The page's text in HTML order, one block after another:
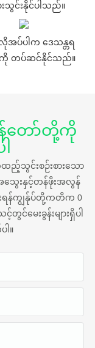
င်းနိုင်ပါသည်။
လိုအပ်ပါက ဒေသန္တရ
ကို တပ်ဆင်နိုင်သည်။
တော်တို့ကို
သွင်းစဉ်းစားသော
သွေးနှင့်တန်ဖိုးအလွန်
ရန်ကျွန်ုပ်တို့ကတိက 0
မေးခွန်းများရှိပါ
။